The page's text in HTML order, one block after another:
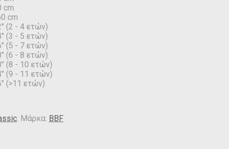
cm
cm
(2 - 4 ετών)
(3 - 5 ετών)
(5 - 7 ετών)
(6 - 8 ετών)
(8 - 10 ετών)
(9 - 11 ετών)
(>11 ετών)
Μάρκα: BBF